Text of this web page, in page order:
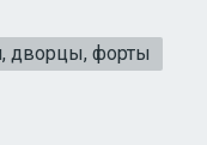
дворцы, форты